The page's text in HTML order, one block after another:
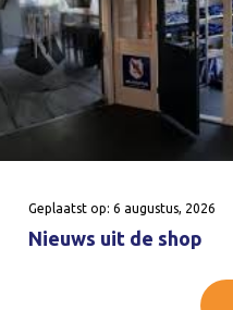
Geplaatst op: 6 augustus, 2026
Nieuws uit de shop